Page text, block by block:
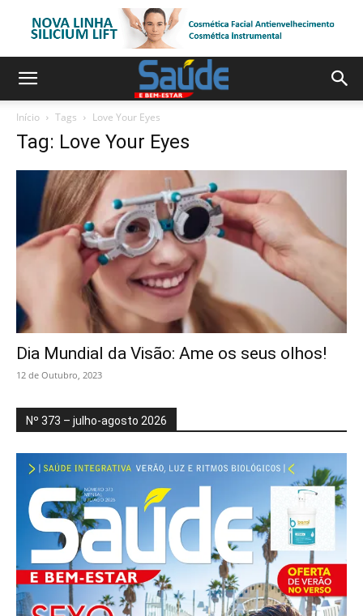
Início Tags Love Your Eyes
Tag: Love Your Eyes
Dia Mundial da Visão: Ame os seus olhos!
12 de Outubro, 2023
Nº 373 – julho-agosto 2026